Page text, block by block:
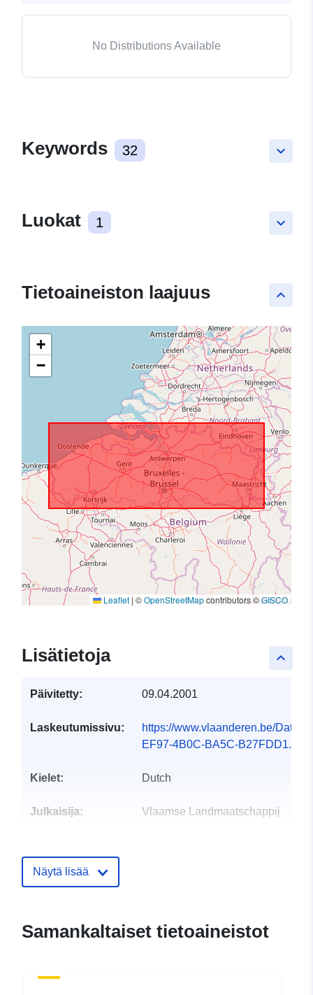
No Distributions Available
keyboard_arrow_down
Keywords 32
keyboard_arrow_down
Luokat 1
keyboard_arrow_up
Tietoaineiston laajuus
+
−
Leaflet | ©OpenStreetMapcontributors ©GISCO
keyboard_arrow_up
Lisätietoja
Päivitetty: 09.04.2001
Laskeutumissivu:
https://www.vlaanderen.be/
EF97-4B0C-BA5C-B27FDD1...
Kielet: Dutch
Julkaisija: Vlaamse Landmaatschappij
koskeva rekisteri:
July 2026
Näytä lisää
Samankaltaiset tietoaineistot